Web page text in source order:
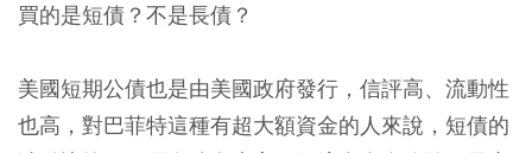
買的是短債？不是長債？
美國短期公債也是由美國政府發行，信評高、流動性
也高， 對巴菲特這種有超大額資金的人來說，短債的